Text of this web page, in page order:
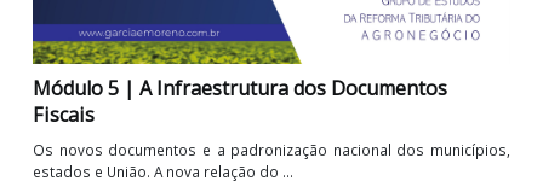
Particularidades e características específicas nas operações
insumos e produtos primários, ...
12/05/2026 Reforma Tributária cursos